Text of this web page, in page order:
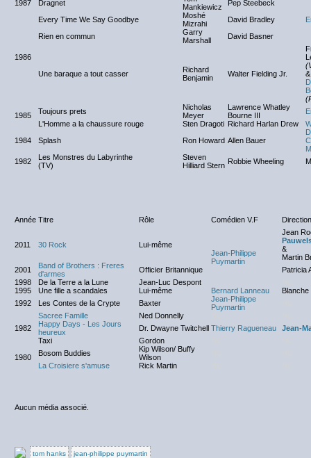
1987
Dragnet
Mankiewicz
Pep Steebeck
1986
Every Time We Say Goodbye
Moshé
Mizrahi
David Bradley
Rien en commun
Garry
Marshall
David Basner
Une baraque a tout casser
Richard
Benjamin
Walter Fielding Jr.
&
1985
Toujours prets
Nicholas
Meyer
Lawrence Whatley
Bourne III
L'Homme a la chaussure rouge
Sten Dragoti Richard Harlan Drew
1984
Splash Ron Howard Allen Bauer
1982
Les Monstres du Labyrinthe
(TV)
Steven
Hilliard Stern Robbie Wheeling
Année Titre Rôle Comédien V.F
2011 30 Rock
Lui-même
Jean-Philippe
Puymartin
Jean
&
Martin
2001
Band of Brothers : Freres
d'armes
Officier Britannique
Patricia
1998
De la Terre a la Lune Jean-Luc Despont
1995
Une fille a scandales Lui-même Bernard Lanneau
1992
Les Contes de la Crypte Baxter
Jean-Philippe
Puymartin
1982
Sacree Famille Ned Donnelly
Happy Days - Les Jours
heureux
Dr. Dwayne Twitchell Thierry Ragueneau
Jean-
Taxi
Gordon
1980
Bosom Buddies
Kip Wilson/ Buffy
Wilson
La Croisiere s'amuse
Rick Martin
Aucun média associé.
tom hanks jean-philippe puymartin